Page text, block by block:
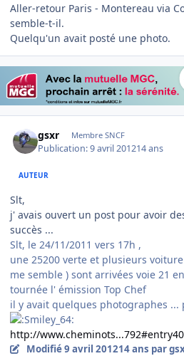
Aller-retour Paris - Montereau via
semble-t-il.
Quelqu'un avait posté une photo.
gsxr Membre SNCF
Publication:9 avril 201214 ans
AUTEUR
Slt,
j' avais ouvert un post pour avoir
succès ...
Slt, le 24/11/2011 vers 17h ,
une 25200 verte et plusieurs
me semble ) sont arrivées voie 21
tournée l' émission Top Chef
il y avait quelques photographes
http://
Modifié9 avril 201214 ans par